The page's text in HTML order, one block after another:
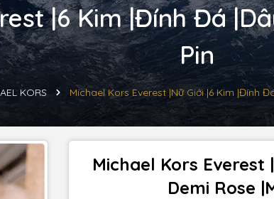
|6 Kim |Đính Đá
Pin
KORS Michael Kors Everest |Nữ Giới |6 Kim |Đính
Michael Kors Everest
Demi Rose